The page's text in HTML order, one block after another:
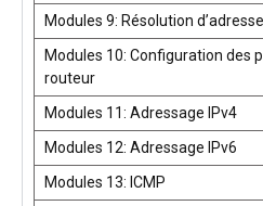
Modules 9: Résolution d’adresse
Modules 10: Configuration des
routeur
Modules 11: Adressage IPv4
Modules 12: Adressage IPv6
Modules 13: ICMP